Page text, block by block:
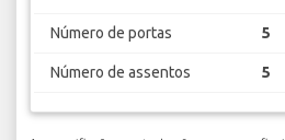
Número de portas 5
Número de assentos 5